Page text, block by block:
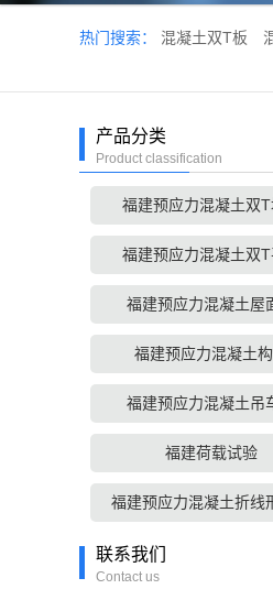
热门搜索： 混凝土双T板
产品分类
Product classification
福建预应力混凝土双T
福建预应力混凝土双T
福建预应力混凝土屋
福建预应力混凝土
福建预应力混凝土吊
福建荷载试验
福建预应力混凝土折线
联系我们
Contact us